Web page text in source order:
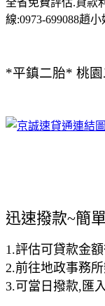
線:0973-699088趙
*平鎮二胎* 桃
迅速撥款~簡
1.評估可貸款金
2.前往地政事務
3.可當日撥款,匯